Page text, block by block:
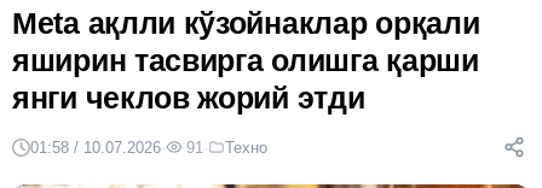
Meta ақлли кўзойнаклар орқали
яширин тасвирга олишга қарши
янги чеклов жорий этди
01:58 / 10.07.2026· 91 · Техно